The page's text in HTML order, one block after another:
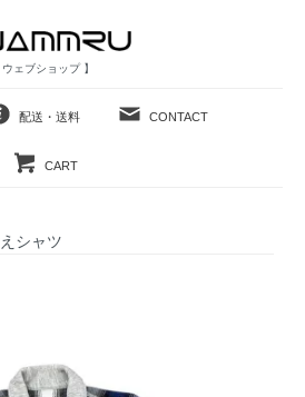
ェブショップ 】
配送・送料 CONTACT
CART
シャツ